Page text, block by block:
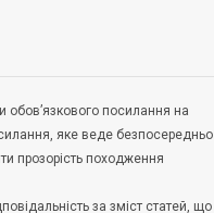
обов’язкового посилання на
яке веде безпосередньо
прозорість походження
за зміст статей, що